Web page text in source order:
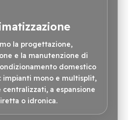
la progettazione,
e la manutenzione di
domestico
impianti mono e multisplit,
centralizzati, a espansione
o idronica.